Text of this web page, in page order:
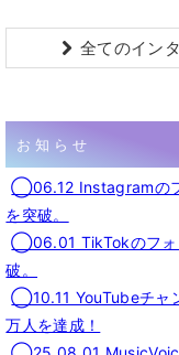
全てのイン
お知らせ
◯06.12 Instagramの
を突破。
◯06.01 TikTokのフォ
破。
◯10.11 YouTubeチャ
万人を達成！